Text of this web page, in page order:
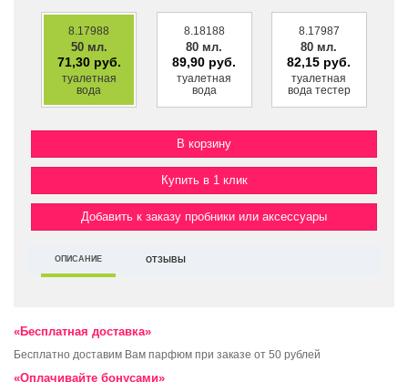
8.17988
50 мл.
71,30 руб.
туалетная
вода
8.18188
80 мл.
89,90 руб.
туалетная
вода
8.17987
80 мл.
82,15 руб.
туалетная
вода тестер
Купить в 1 клик
Добавить к заказу пробники или аксессуары
ОПИСАНИЕ ОТЗЫВЫ
«Бесплатная доставка»
Бесплатно доставим Вам парфюм при заказе от 50 рублей
«Оплачивайте бонусами»